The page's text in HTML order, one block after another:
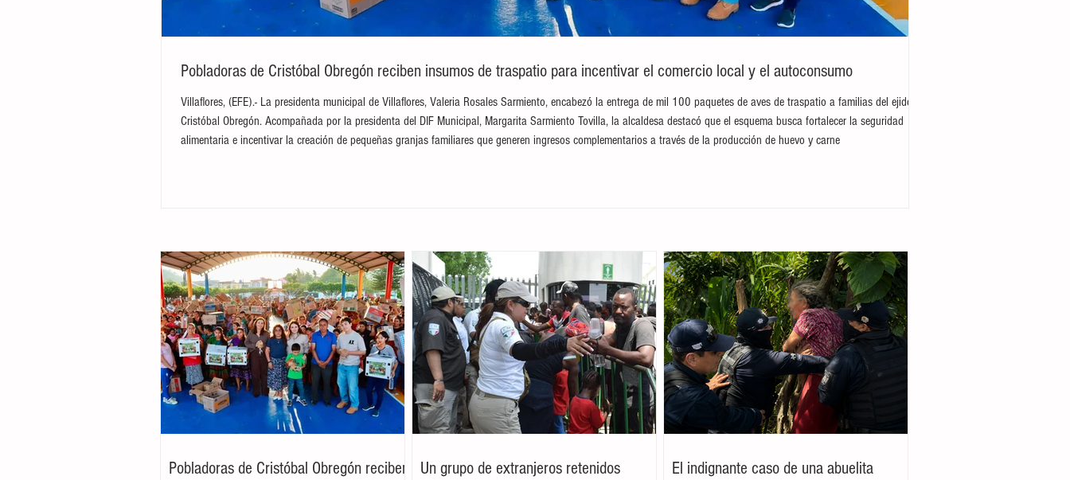
Pobladoras de Cristóbal Obregón reciben insumos de traspatio para incentivar el comercio local y el autoconsumo
Villaflores, (EFE).- La presidenta municipal de Villaflores, Valeria Rosales Sarmiento, encabezó la entrega de mil 100 paquetes de aves de traspatio a familias del ejido
Cristóbal Obregón. Acompañada por la presidenta del DIF Municipal, Margarita Sarmiento Tovilla, la alcaldesa destacó que el esquema busca fortalecer la seguridad
alimentaria e incentivar la creación de pequeñas granjas familiares que generen ingresos complementarios a través de la producción de huevo y carne
Pobladoras de Cristóbal Obregón reciben
Un grupo de extranjeros retenidos
El indignante caso de una abuelita